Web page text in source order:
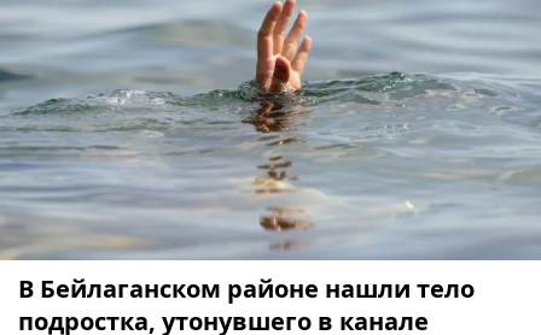
В Бейлаганском районе нашли тело
подростка, утонувшего в канале